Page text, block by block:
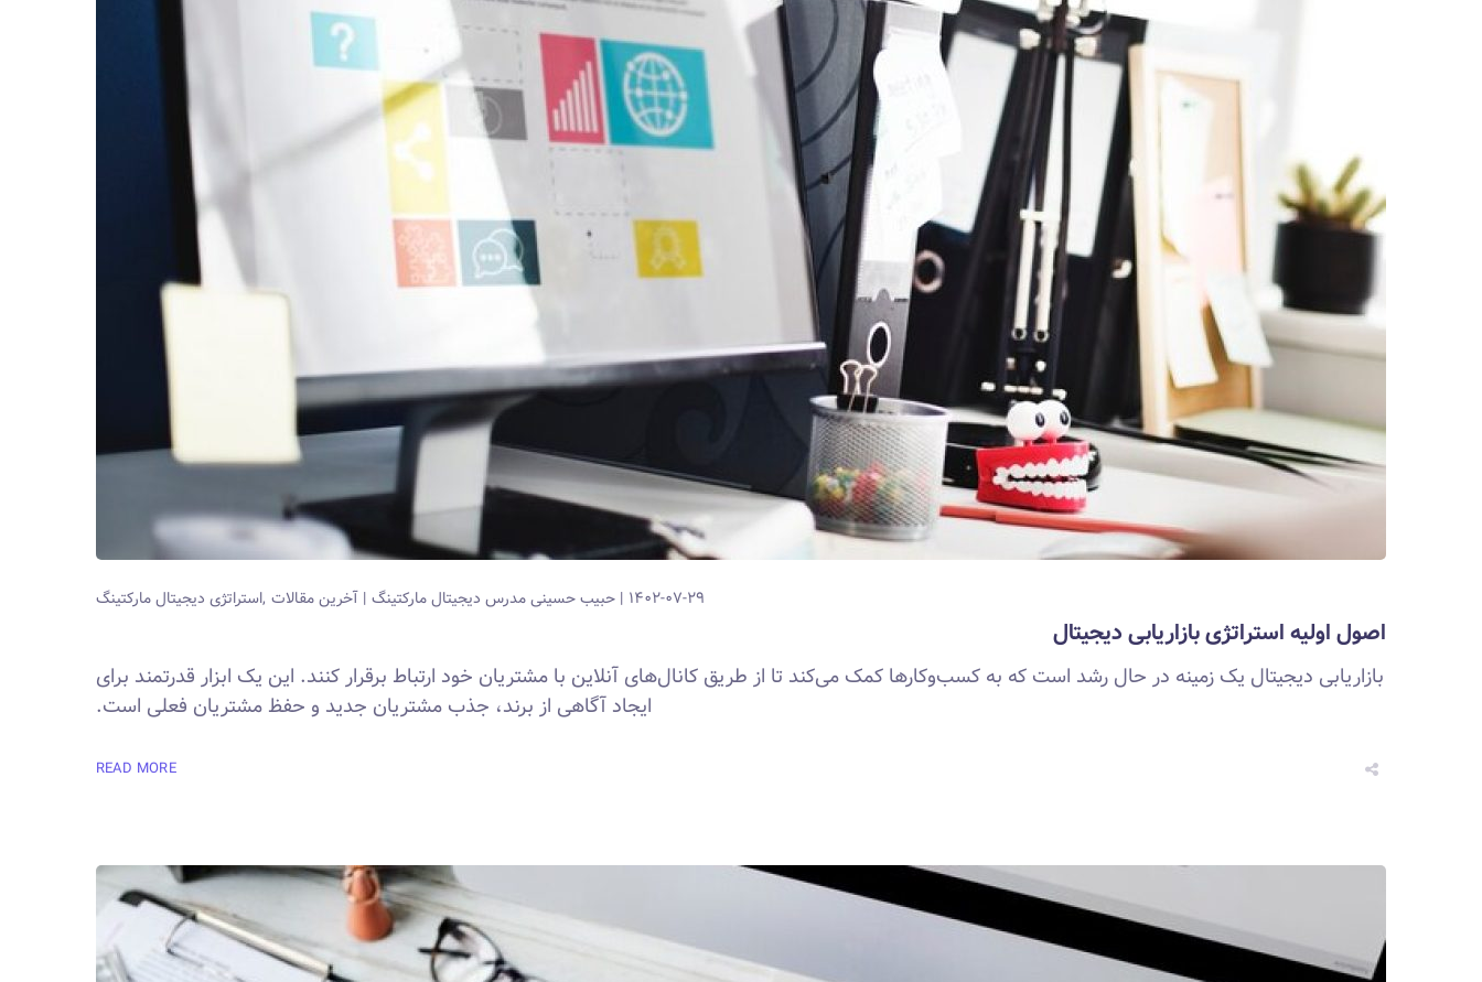
۱۴۰۲-۰۷-۲۹ حبیب حسینیمدرس دیجیتال مارکتینگ آخرین مقالات استراتژی دیجیتال مارکتینگ
اصول اولیه استراتژی بازاریابی دیجیتال
بازاریابی دیجیتال یک زمینه در حال رشد است که به کسب‌وکارها کمک می‌کند تا از طریق کانال‌های آنلاین با مشتریان خود ارتباط برقرار کنند. این یک ابزار قدرتمند برای
ایجاد آگاهی از برند، جذب مشتریان جدید و حفظ مشتریان فعلی است.
READ MORE